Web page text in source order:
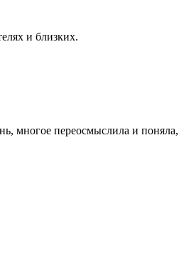
и близких.
многое переосмыслила и